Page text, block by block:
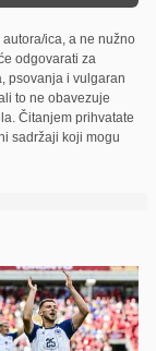
ica, a ne nužno
odgovarati za
psovanja i vulgaran
to ne obavezuje
Čitanjem prihvatate
sadržaji koji mogu